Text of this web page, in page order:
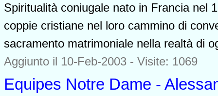
Spiritualità coniugale nato in Francia nel
coppie cristiane nel loro cammino di
sacramento matrimoniale nella realtà di
Aggiunto il 10-Feb-2003 - Visite: 1069
Equipes Notre Dame -